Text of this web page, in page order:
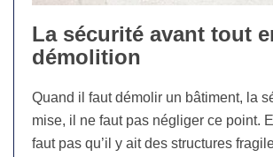
La sécurité avant tout
démolition
Quand il faut démolir un bâtiment, la
mise, il ne faut pas négliger ce point.
faut pas qu’il y ait des structures